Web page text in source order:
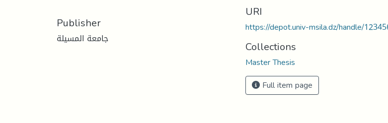
Publisher
جامعة المسيلة
URI
https://depot.univ-msila.dz/handle/
Collections
Master Thesis
Full item page